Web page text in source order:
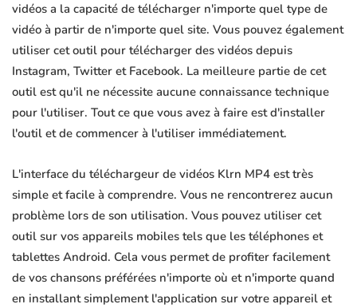
vidéos a la capacité de télécharger n'importe quel type de
vidéo à partir de n'importe quel site. Vous pouvez également
utiliser cet outil pour télécharger des vidéos depuis
Instagram, Twitter et Facebook. La meilleure partie de cet
outil est qu'il ne nécessite aucune connaissance technique
pour l'utiliser. Tout ce que vous avez à faire est d'installer
l'outil et de commencer à l'utiliser immédiatement.
L'interface du téléchargeur de vidéos Klrn MP4 est très
simple et facile à comprendre. Vous ne rencontrerez aucun
problème lors de son utilisation. Vous pouvez utiliser cet
outil sur vos appareils mobiles tels que les téléphones et
tablettes Android. Cela vous permet de profiter facilement
de vos chansons préférées n'importe où et n'importe quand
en installant simplement l'application sur votre appareil et